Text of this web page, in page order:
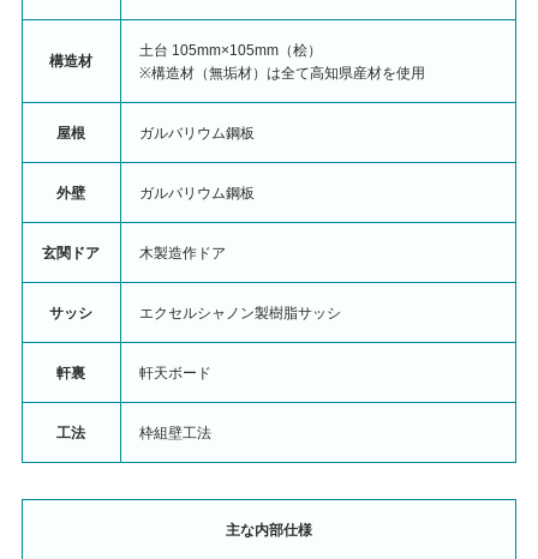
構造材
土台 105mm×105mm（桧）
※構造材（無垢材）は全て高知県産材を使用
屋根 ガルバリウム鋼板
外壁 ガルバリウム鋼板
玄関ドア 木製造作ドア
サッシ エクセルシャノン製樹脂サッシ
軒裏 軒天ボード
工法 枠組壁工法
主な内部仕様